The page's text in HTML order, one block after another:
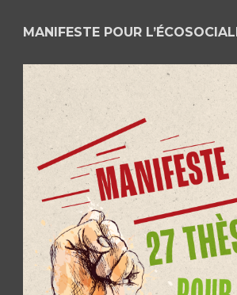
MANIFESTE POUR